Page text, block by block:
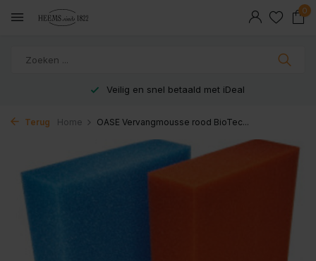
0
Veilig en snel betaald met iDeal
Terug Home OASE Vervangmousse rood BioTec...